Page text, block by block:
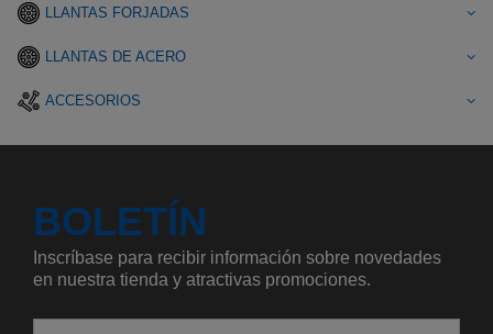
LLANTAS FORJADAS
LLANTAS DE ACERO
ACCESORIOS
BOLETÍN
Inscríbase para recibir información sobre novedades
en nuestra tienda y atractivas promociones.